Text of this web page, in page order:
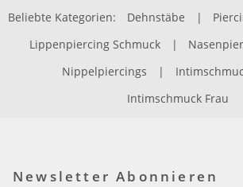
Beliebte Kategorien: Dehnstäbe |
Lippenpiercing Schmuck
|
Nippelpiercings
|
Intimschmuck Frau
Newsletter Abonnieren